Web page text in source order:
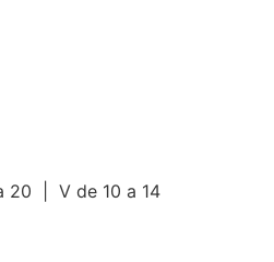
20 | V de 10 a 14